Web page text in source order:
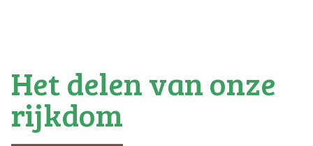
Het delen van onze
rijkdom